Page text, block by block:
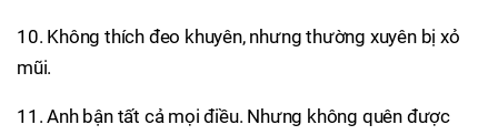
10. Không thích đeo khuyên, nhưng thường xuyên bị xỏ
mũi.
11. Anh bận tất cả mọi điều. Nhưng không quên được